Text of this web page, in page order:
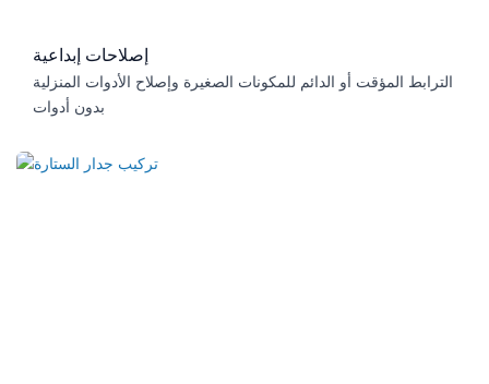
إصلاحات إبداعية
الترابط المؤقت أو الدائم للمكونات الصغيرة وإصلاح الأدوات المنزلية
بدون أدوات